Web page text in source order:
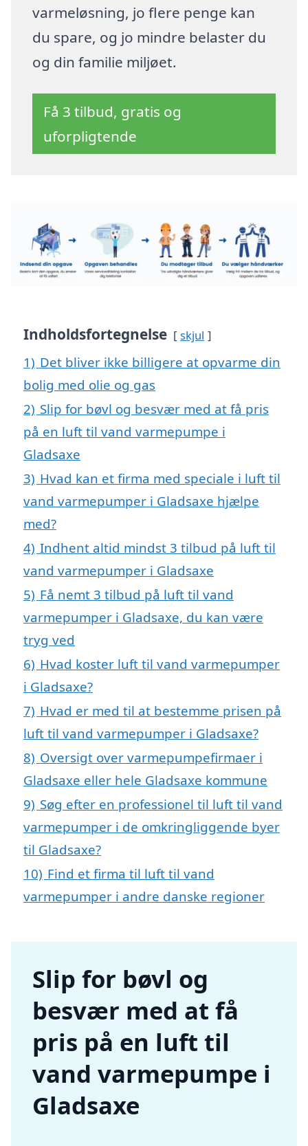
varmeløsning, jo flere penge kan
du spare, og jo mindre belaster du
og din familie miljøet.
Få 3 tilbud, gratis og
uforpligtende
Indholdsfortegnelse skjul
1) Det bliver ikke billigere at opvarme din
bolig med olie og gas
2) Slip for bøvl og besvær med at få pris
på en luft til vand varmepumpe i
Gladsaxe
3) Hvad kan et firma med speciale i luft til
vand varmepumper i Gladsaxe hjælpe
med?
4) Indhent altid mindst 3 tilbud på luft til
vand varmepumper i Gladsaxe
5) Få nemt 3 tilbud på luft til vand
varmepumper i Gladsaxe, du kan være
tryg ved
6) Hvad koster luft til vand varmepumper
i Gladsaxe?
7) Hvad er med til at bestemme prisen på
luft til vand varmepumper i Gladsaxe?
8) Oversigt over varmepumpefirmaer i
Gladsaxe eller hele Gladsaxe kommune
9) Søg efter en professionel til luft til vand
varmepumper i de omkringliggende byer
til Gladsaxe?
10) Find et firma til luft til vand
varmepumper i andre danske regioner
Slip for bøvl og
besvær med at få
pris på en luft til
vand varmepumpe i
Gladsaxe